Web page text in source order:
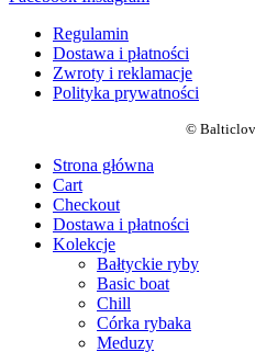
Regulamin
Dostawa i płatności
Zwroty i reklamacje
Polityka prywatności
©
Strona główna
Cart
Checkout
Dostawa i płatności
Kolekcje
Bałtyckie ryby
Basic boat
Chill
Córka rybaka
Meduzy